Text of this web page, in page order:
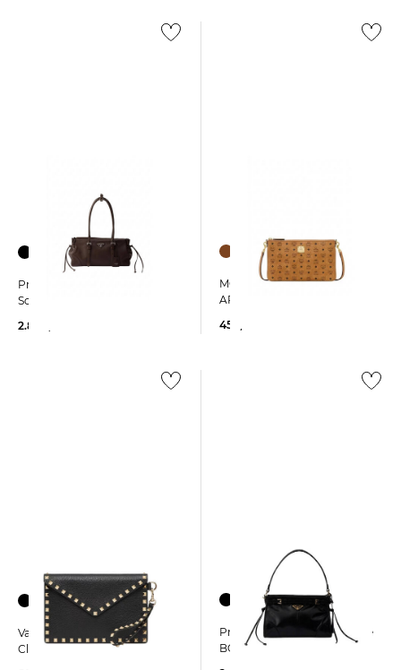
Prada | Damen
Schultertasche BONNIE
2.800,00 €
MCM | Umhängetasche
AREN POUCH Mini
450,00 €
Valentino Garavani | Damen
Clutch ROCKSTUD Medium
Prada | Damen Handtasche
BONNIE Small